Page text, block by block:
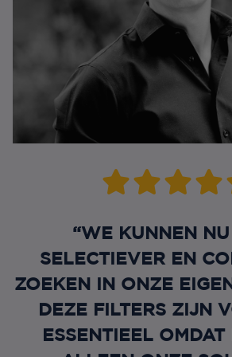
“WE KUNNEN
SELECTIEVER EN
ZOEKEN IN ONZE
DEZE FILTERS ZIJN
ESSENTIEEL OMDAT